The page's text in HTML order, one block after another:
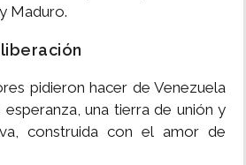
Maduro.
pidieron hacer de Venezuela
una tierra de unión y
construida con el amor de